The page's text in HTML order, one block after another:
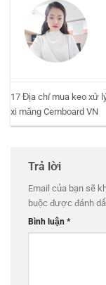
17 Địa chỉ mua keo xử
xi măng Cemboard VN
Trả lời
Email của bạn sẽ
buộc được đánh
Bình luận *